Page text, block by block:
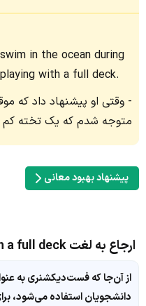
in the ocean during
with a full deck.
وقتی او پیشنهاد داد که
متوجه شدم که یک تخته کم
پیشنهاد بهبود معانی
ارجاع به لغت not playing with a full deck
از آن‌جا که فست‌دیکشنری به
دانشجویان استفاده می‌شود،